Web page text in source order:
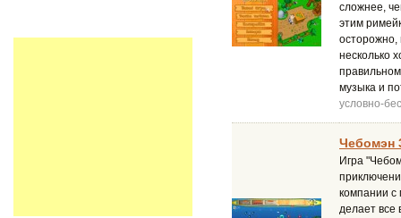
сложнее,
этим
осторожно,
несколько
музыка и
условно-
Чебомэн
Игра
компании с
делает все